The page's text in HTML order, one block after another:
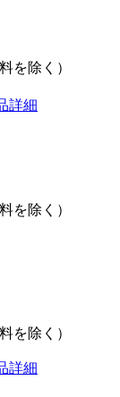
を除く）
詳細
を除く）
を除く）
詳細